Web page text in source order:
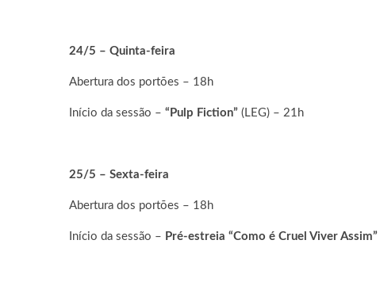
24/5 – Quinta-feira
Abertura dos portões – 18h
Início da sessão – “Pulp Fiction” (LEG) – 21h
25/5 – Sexta-feira
Abertura dos portões – 18h
Início da sessão – Pré-estreia “Como é Cruel Viver Assim”